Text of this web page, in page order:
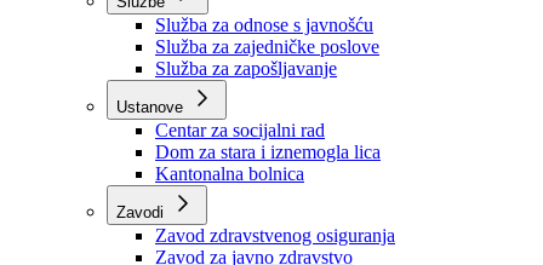
Organizacije
Službe
Služba za odnose s javnošću
Služba za zajedničke poslove
Služba za zapošljavanje
Ustanove
Centar za socijalni rad
Dom za stara i iznemogla lica
Kantonalna bolnica